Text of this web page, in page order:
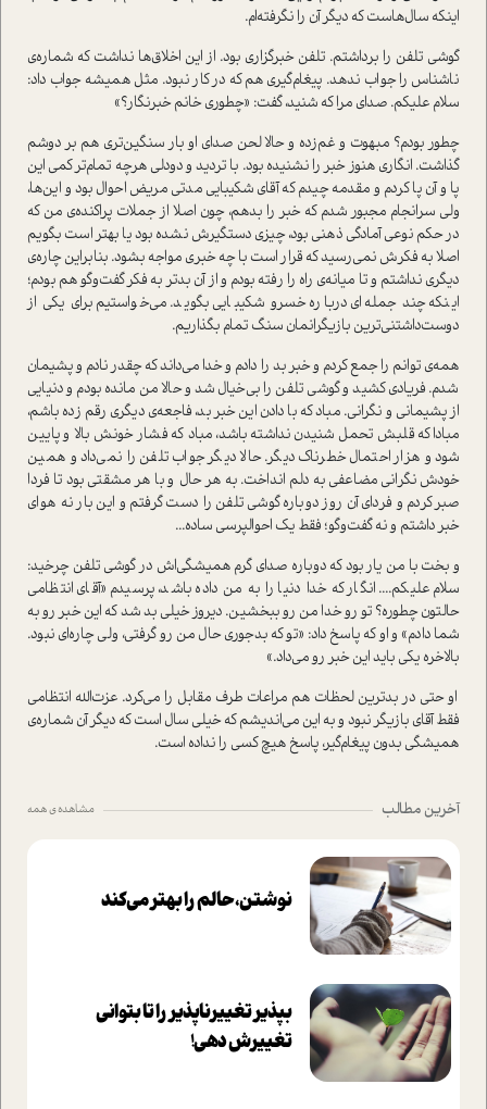
اینکه سال‌هاست که دیگر آن را نگرفته‌ام.
گوشی تلفن را برداشتم. تلفن خبرگزاری بود. از این اخلاق‌ها نداشت که شماره‌ی
ناشناس را جواب ندهد. پیغام‌گیری هم که در کار نبود. مثل همیشه جواب داد:
سلام علیکم. صدای مرا که شنید، گفت: «چطوری خانم خبرنگار؟»
چطور بودم؟ مبهوت و غم‌زده و حالا لحن صدای او بار سنگین‌تری هم بر دوشم
گذاشت. انگاری هنوز خبر را نشنیده بود. با تردید و دو‌دلی هرچه تمام‌تر کمی این
پا و آن پا کردم و مقدمه چیدم که آقای شکیبایی مدتی مریض احوال بود و این‌ها،
ولی سرانجام مجبور شدم که خبر را بدهم، چون اصلا از جملات پراکنده‌ی من که
در حکم نوعی آمادگی ذهنی بود، چیزی دستگیرش نشده بود یا بهتر است بگویم
اصلا به فکرش نمی‌رسید که قرار است با چه خبری مواجه بشود. بنابراین چاره‌ی
دیگری نداشتم و تا میانه‌ی راه را رفته بودم و از آن بدتر به فکر گفت‌وگو هم بودم؛
اینکه چند جمله‌ای درباره‌ خسرو شکیبایی بگوید. می‌خواستیم برای یکی از
دوست‌داشتنی‌ترین بازیگرانمان سنگ تمام بگذاریم.
همه‌ی توانم را جمع کردم و خبر بد را دادم و خدا می‌داند که چقدر نادم و پشیمان
شدم. فریادی کشید و گوشی تلفن را بی‌خیال شد و حالا من مانده بودم و دنیایی
از پشیمانی و نگرانی. مباد که با دادن این خبر بد، فاجعه‌ی دیگری رقم زده باشم،
مبادا که قلبش تحمل شنیدن نداشته باشد، مباد که فشار خونش بالا و پایین
شود و هزار احتمال خطرناک دیگر. حالا دیگر جواب تلفن را نمی‌داد و همین
خودش نگرانی مضاعفی به دلم انداخت. به هر حال و با هر مشقتی بود تا فردا
صبر کردم و فردای آن روز دوباره گوشی تلفن را دست گرفتم و این بار نه هوای
خبر داشتم و نه گفت‌وگو؛ فقط یک احوالپرسی ساده...
و بخت با من یار بود که دوباره صدای گرم همیشگی‌اش در گوشی تلفن چرخید:
سلام علیکم.... انگار که خدا دنیا را به من داده باشد، پرسیدم «آقای انتظامی
حالتون چطوره؟ تو رو خدا من رو ببخشین. دیروز خیلی بد شد که این خبر رو به
شما دادم» و او که پاسخ داد: «تو که بدجوری حال من رو گرفتی، ولی چاره‌ای نبود.
بالاخره یکی باید این خبر رو می‌داد.»
او حتی در بدترین لحظات هم مراعات طرف مقابل را می‌کرد. عزت‌الله انتظامی
فقط آقای بازیگر نبود و به این می‌اندیشم که خیلی سال است که دیگر آن شماره‌ی
همیشگی بدون پیغام‌گیر، پاسخ هیچ کسی را نداده است.
آخرین مطالب مشاهده ی همه
نوشتن، حالم را بهتر می‌کند
بپذير تغييرناپذير را تا بتواني
تغييرش دهي!‏